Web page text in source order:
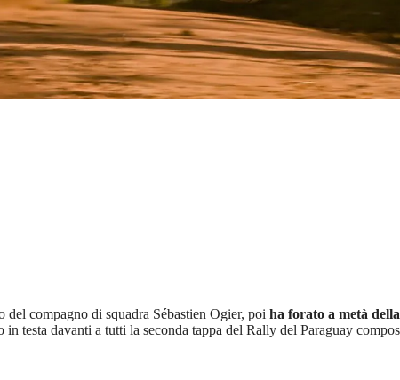
del compagno di squadra Sébastien Ogier, poi ha forato a metà
testa davanti a tutti la seconda tappa del Rally del Paraguay